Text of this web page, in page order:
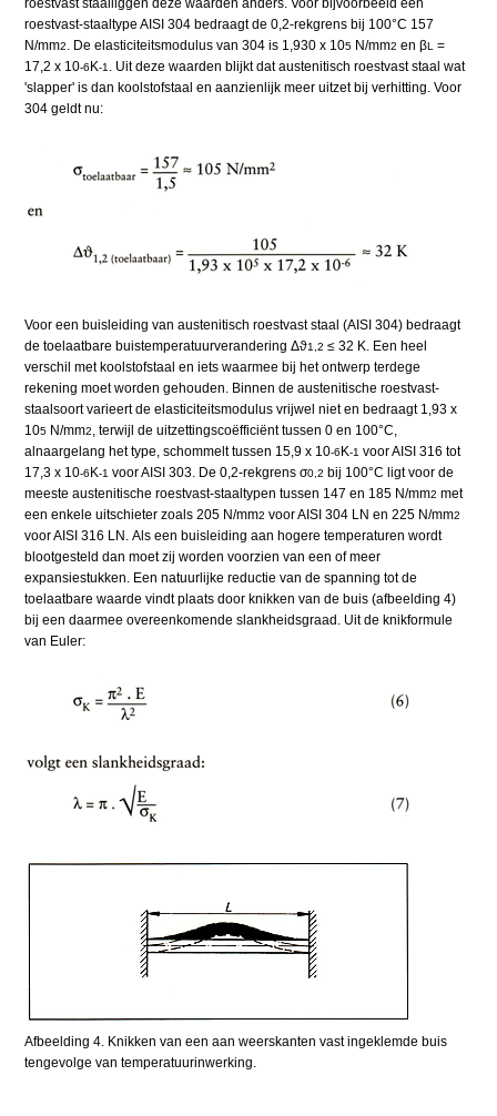
roestvast-staaltype AISI 304 bedraagt de 0,2-rekgrens bij 100°C 157
N/mm2 . De elasticiteitsmodulus van 304 is 1,930 x 105 N/mm2 en βL
=
17,2 x 10-6K-1
. Uit deze waarden blijkt dat austenitisch roestvast staal wat
'slapper' is dan koolstofstaal en aanzienlijk meer uitzet bij verhitting. Voor
304 geldt nu:
Voor een buisleiding van austenitisch roestvast staal (AISI 304) bedraagt
de toelaatbare buistemperatuurverandering Δϑ1,2 ≤ 32 K. Een heel
verschil met koolstofstaal en iets waarmee bij het ontwerp terdege
rekening moet worden gehouden. Binnen de austenitische roestvast-
staalsoort varieert de elasticiteitsmodulus vrijwel niet en bedraagt 1,93 x
105 N/mm2
, terwijl de uitzettingscoëfficiënt tussen 0 en 100°C,
alnaargelang het type, schommelt tussen 15,9 x 10-6K-1 voor AISI 316 tot
17,3 x 10-6K-1 voor AISI 303. De 0,2-rekgrens σ0,2 bij 100°C ligt voor de
meeste austenitische roestvast-staaltypen tussen 147 en 185 N/mm2met
een enkele uitschieter zoals 205 N/mm2 voor AISI 304 LN en 225 N/mm2
voor AISI 316 LN. Als een buisleiding aan hogere temperaturen wordt
blootgesteld dan moet zij worden voorzien van een of meer
expansiestukken. Een natuurlijke reductie van de spanning tot de
toelaatbare waarde vindt plaats door knikken van de buis (afbeelding 4)
bij een daarmee overeenkomende slankheidsgraad. Uit de knikformule
van Euler:
Afbeelding 4. Knikken van een aan weerskanten vast ingeklemde buis
tengevolge van temperatuurinwerking.